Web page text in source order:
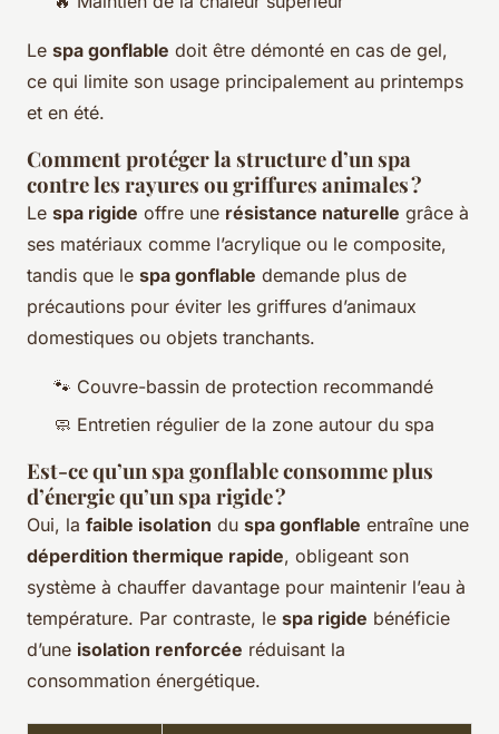
Le spa gonflable doit être démonté en cas de gel,
ce qui limite son usage principalement au printemps
et en été.
Comment protéger la structure d’un spa
contre les rayures ou griffures animales ?
Le spa rigide offre une résistance naturelle grâce à
ses matériaux comme l’acrylique ou le composite,
tandis que le spa gonflable demande plus de
précautions pour éviter les griffures d’animaux
domestiques ou objets tranchants.
🐾 Couvre-bassin de protection recommandé
🧼 Entretien régulier de la zone autour du spa
Est-ce qu’un spa gonflable consomme plus
d’énergie qu’un spa rigide ?
Oui, la faible isolation du spa gonflable entraîne une
déperdition thermique rapide, obligeant son
système à chauffer davantage pour maintenir l’eau à
température. Par contraste, le spa rigide bénéficie
d’une isolation renforcée réduisant la
consommation énergétique.